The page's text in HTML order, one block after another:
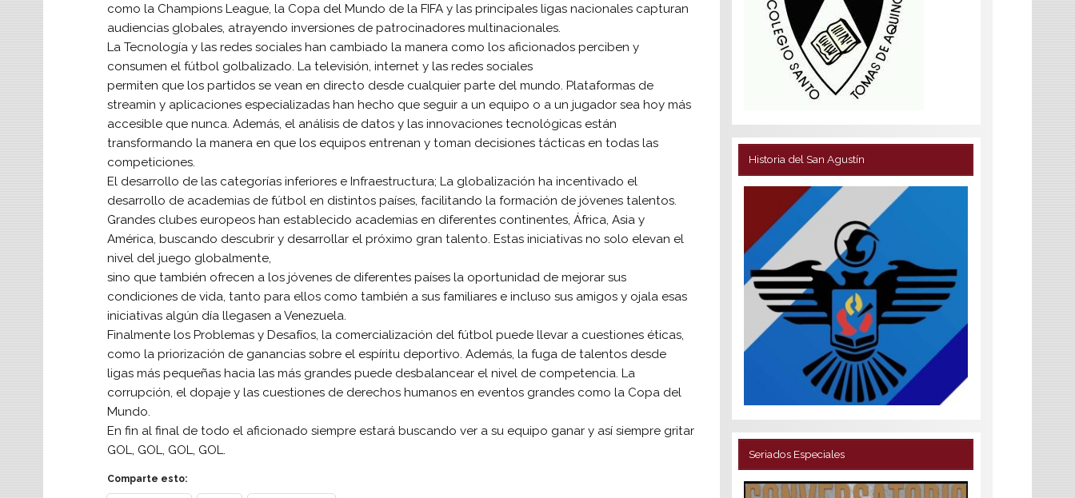
como la Champions League, la Copa del Mundo de la FIFA y las principales ligas nacionales capturan
audiencias globales, atrayendo inversiones de patrocinadores multinacionales.
La Tecnología y las redes sociales han cambiado la manera como los aficionados perciben y
consumen el fútbol golbalizado. La televisión, internet y las redes sociales
permiten que los partidos se vean en directo desde cualquier parte del mundo. Plataformas de
streamin y aplicaciones especializadas han hecho que seguir a un equipo o a un jugador sea hoy más
accesible que nunca. Además, el análisis de datos y las innovaciones tecnológicas están
transformando la manera en que los equipos entrenan y toman decisiones tácticas en todas las
competiciones.
El desarrollo de las categorías inferiores e Infraestructura; La globalización ha incentivado el
desarrollo de academias de fútbol en distintos países, facilitando la formación de jóvenes talentos.
Grandes clubes europeos han establecido academias en diferentes continentes, África, Asia y
América, buscando descubrir y desarrollar el próximo gran talento. Estas iniciativas no solo elevan el
nivel del juego globalmente,
sino que también ofrecen a los jóvenes de diferentes países la oportunidad de mejorar sus
condiciones de vida, tanto para ellos como también a sus familiares e incluso sus amigos y ojala esas
iniciativas algún día llegasen a Venezuela.
Finalmente los Problemas y Desafíos, la comercialización del fútbol puede llevar a cuestiones éticas,
como la priorización de ganancias sobre el espíritu deportivo. Además, la fuga de talentos desde
ligas más pequeñas hacia las más grandes puede desbalancear el nivel de competencia. La
corrupción, el dopaje y las cuestiones de derechos humanos en eventos grandes como la Copa del
Mundo.
En fin al final de todo el aficionado siempre estará buscando ver a su equipo ganar y así siempre gritar
GOL, GOL, GOL, GOL.
Comparte esto:
Historia del San Agustín
Seriados Especiales